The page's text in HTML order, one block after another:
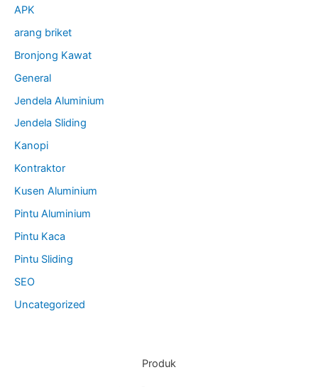
APK
arang briket
Bronjong Kawat
General
Jendela Aluminium
Jendela Sliding
Kanopi
Kontraktor
Kusen Aluminium
Pintu Aluminium
Pintu Kaca
Pintu Sliding
SEO
Uncategorized
Produk